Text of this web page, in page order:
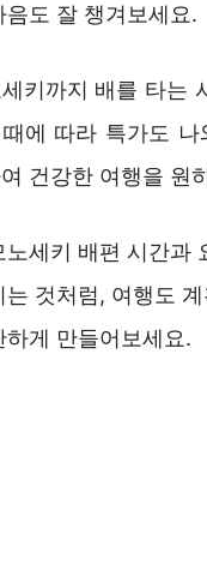
도 잘 챙겨보세요.
키까지 배를 타는
에 따라 특가도
건강한 여행을 원
세키 배편 시간과
것처럼, 여행도
게 만들어보세요.